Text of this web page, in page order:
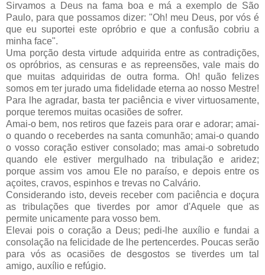
Sirvamos a Deus na fama boa e má a exemplo de São
Paulo, para que possamos dizer: "Oh! meu Deus, por vós é
que eu suportei este opróbrio e que a confusão cobriu a
minha face".
Uma porção desta virtude adquirida entre as contradições,
os opróbrios, as censuras e as repreensões, vale mais do
que muitas adquiridas de outra forma. Oh! quão felizes
somos em ter jurado uma fidelidade eterna ao nosso Mestre!
Para lhe agradar, basta ter paciência e viver virtuosamente,
porque teremos muitas ocasiões de sofrer.
Amai-o bem, nos retiros que fazeis para orar e adorar; amai-
o quando o receberdes na santa comunhão; amai-o quando
o vosso coração estiver consolado; mas amai-o sobretudo
quando ele estiver mergulhado na tribulação e aridez;
porque assim vos amou Ele no paraíso, e depois entre os
açoites, cravos, espinhos e trevas no Calvário.
Considerando isto, deveis receber com paciência e doçura
as tribulações que tiverdes por amor d'Aquele que as
permite unicamente para vosso bem.
Elevai pois o coração a Deus; pedi-lhe auxílio e fundai a
consolação na felicidade de lhe pertencerdes. Poucas serão
para vós as ocasiões de desgostos se tiverdes um tal
amigo, auxílio e refúgio.